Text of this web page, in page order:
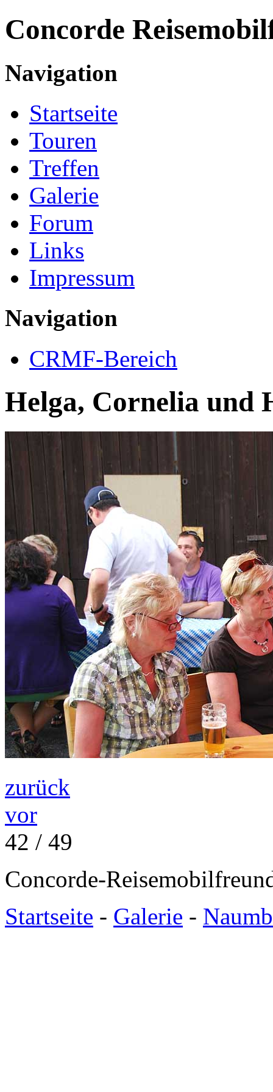
Concorde
Navigation
Startseite
Touren
Treffen
Galerie
Forum
Links
Impressum
Navigation
CRMF-Bereich
Helga, Cornelia und
zurück
vor
42 / 49
Concorde-
Startseite - Galerie -